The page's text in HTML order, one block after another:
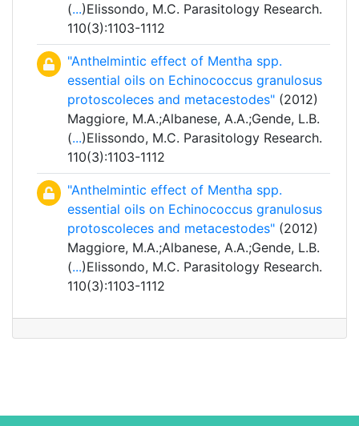
(...)Elissondo, M.C. Parasitology Research.
110(3):1103-1112
"Anthelmintic effect of Mentha spp.
essential oils on Echinococcus granulosus
protoscoleces and metacestodes" (2012)
Maggiore, M.A.;Albanese, A.A.;Gende, L.B.
(...)Elissondo, M.C. Parasitology Research.
110(3):1103-1112
"Anthelmintic effect of Mentha spp.
essential oils on Echinococcus granulosus
protoscoleces and metacestodes" (2012)
Maggiore, M.A.;Albanese, A.A.;Gende, L.B.
(...)Elissondo, M.C. Parasitology Research.
110(3):1103-1112